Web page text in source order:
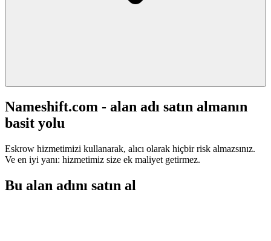
Nameshift.com - alan adı satın almanın
basit yolu
Eskrow hizmetimizi kullanarak, alıcı olarak hiçbir risk almazsınız.
Ve en iyi yanı: hizmetimiz size ek maliyet getirmez.
Bu alan adını satın al